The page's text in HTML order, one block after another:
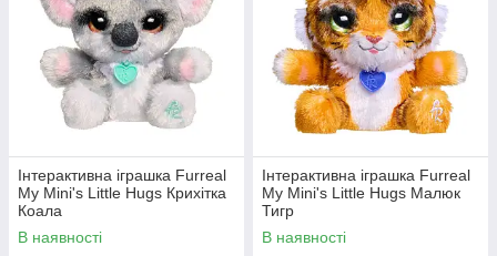
Інтерактивна іграшка Furreal
My Mini's Little Hugs Крихітка
Коала
В наявності
Інтерактивна іграшка Furreal
My Mini's Little Hugs Малюк
Тигр
В наявності